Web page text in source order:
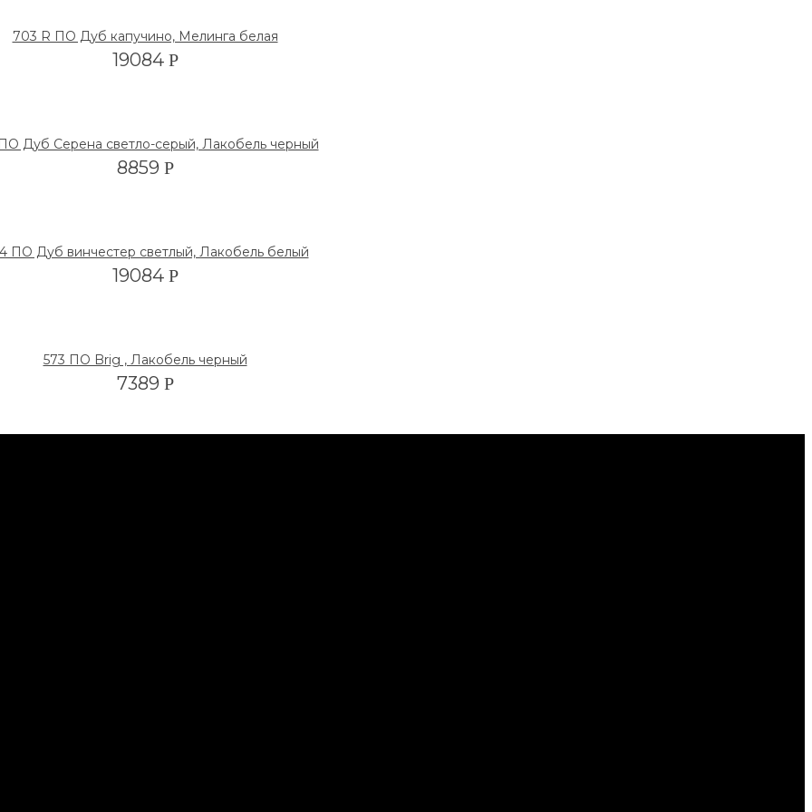
703 R ПО Дуб капучино, Мелинга белая
19084 Р
Дуб Серена светло-серый, Лакобель черный
8859 Р
ПО Дуб винчестер светлый, Лакобель белый
19084 Р
573 ПО Brig , Лакобель черный
7389 Р